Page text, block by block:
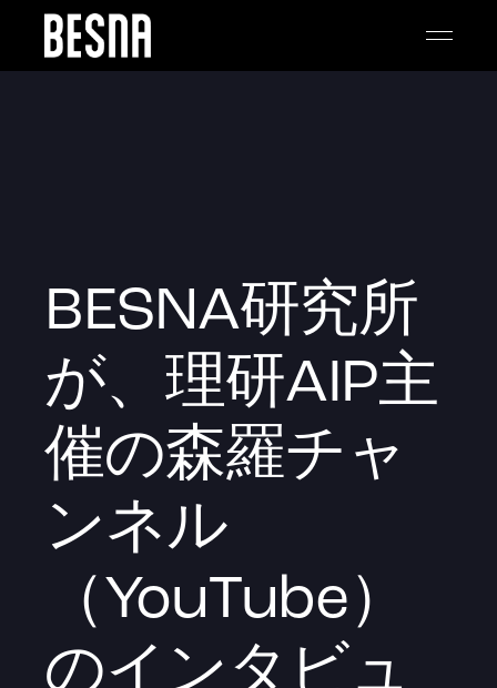
BESNA研究所
が、理研AIP主
催の森羅チャ
ンネル
（YouTube）
のインタビュ